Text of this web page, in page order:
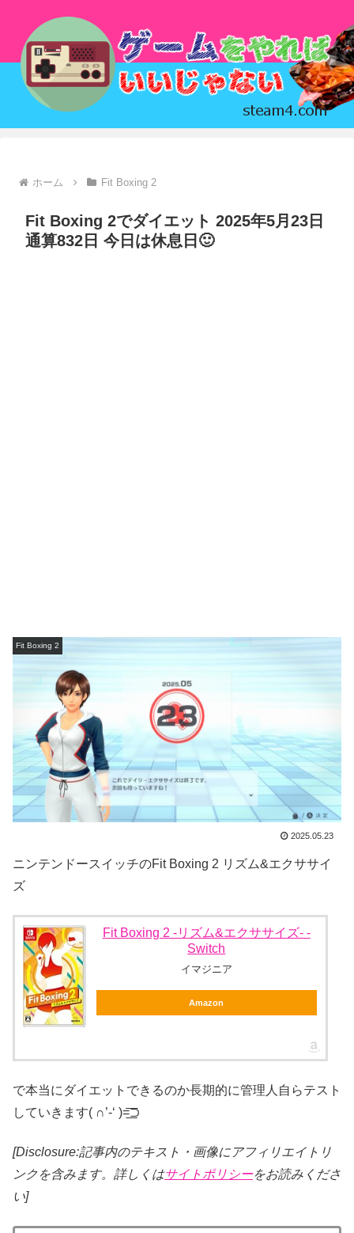
ホーム Fit Boxing 2
Fit Boxing 2でダイエット 2025年5月23日
通算832日 今日は休息日🙂
Fit Boxing 2
2025.05.23
ニンテンドースイッチのFit Boxing 2 リズム&エクササイ
ズ
Fit Boxing 2 -リズム&エクササイズ- -
Switch
イマジニア
Amazon
で本当にダイエットできるのか長期的に管理人自らテスト
していきます( ∩’-‘ )=͟͟͞͞⊃
[Disclosure:記事内のテキスト・画像にアフィリエイトリ
ンクを含みます。詳しくはサイトポリシーをお読みくださ
い]